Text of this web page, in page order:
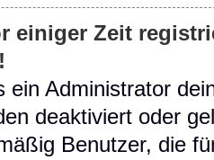
einiger Zeit
ein Administrator
deaktiviert oder
Benutzer, die